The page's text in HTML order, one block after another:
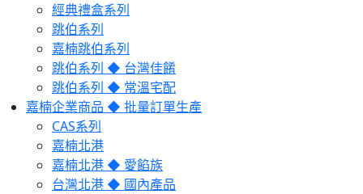
經典禮盒系列
跳伯系列
嘉楠跳伯系列
跳伯系列 ◆ 台灣佳餚
跳伯系列 ◆ 常溫宅配
嘉楠企業商品 ◆ 批量訂單生產
CAS系列
嘉楠北港
嘉楠北港 ◆ 愛餡族
台灣北港 ◆ 國內產品